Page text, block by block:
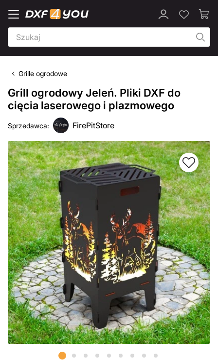
Grille ogrodowe
Grill ogrodowy Jeleń. Pliki DXF do
cięcia laserowego i plazmowego
Sprzedawca: FirePitStore